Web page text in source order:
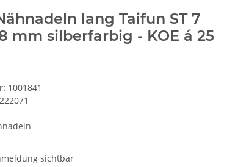
lang Taifun ST 7
mm silberfarbig - KOE á 25
1001841
sichtbar